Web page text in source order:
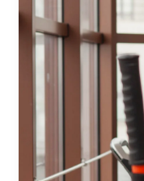
con
Entrenamiento
de
Personalizado